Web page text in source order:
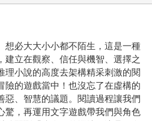
想必大大小小都不陌生，這是一種
建立在觀察、信任與機智、選擇之
理小說的高度去架構精采刺激的閱
險的遊戲當中！也沒忘了在虛構的
惡、智慧的議題。閱讀過程讓我們
驚，再運用文字遊戲帶我們與角色